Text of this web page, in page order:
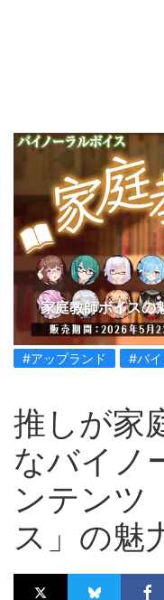
家庭教師ボイスの
#アップランド #バイ
推しが家
なバイノ
ンテンツ
ス」の魅